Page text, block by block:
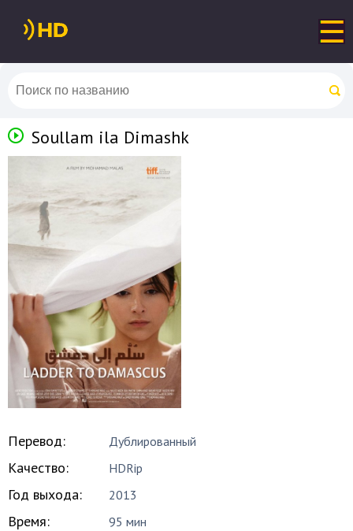
Soullam ila Dimashk
Перевод: Дублированный
Качество: HDRip
Год выхода: 2013
Время: 95 мин